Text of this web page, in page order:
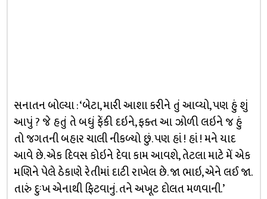
સનાતન બોલ્યા : ‘બેટા, મારી આશા કરીને તું આવ્યો, પણ હું શું
આપું ? જે હતું તે બધું ફેંકી દઇને, ફક્ત આ ઝોળી લઇને જ હું
તો જગતની બહાર ચાલી નીકળ્યો છું. પણ હાં ! હાં ! મને યાદ
આવે છે. એક દિવસ કોઇને દેવા કામ આવશે, તેટલા માટે મેં એક
મણિને પેલે ઠેકાણે રેતીમાં દાટી રાખેલ છે. જા ભાઇ, એને લઈ જા.
તારું દુઃખ એનાથી ફિટવાનું. તને અખૂટ દોલત મળવાની.’